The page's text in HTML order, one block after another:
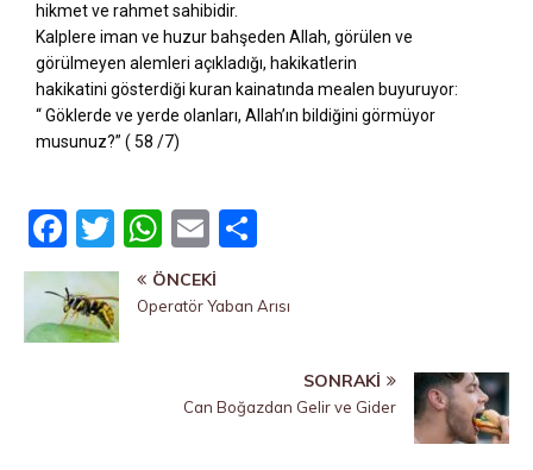
hikmet ve rahmet sahibidir.
Kalplere iman ve huzur bahşeden Allah, görülen ve
görülmeyen alemleri açıkladığı, hakikatlerin
hakikatini gösterdiği kuran kainatında mealen buyuruyor:
“ Göklerde ve yerde olanları, Allah’ın bildiğini görmüyor
musunuz?” ( 58 /7)
F
a
c
e
T
w
it
te
W
h
at
E
m
ai yl
ÖNCEKI
Operatör Yaban Arısı
SONRAKI
Can Boğazdan Gelir ve Gider